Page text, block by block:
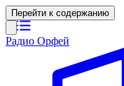
Перейти к содержанию
Радио Орфей